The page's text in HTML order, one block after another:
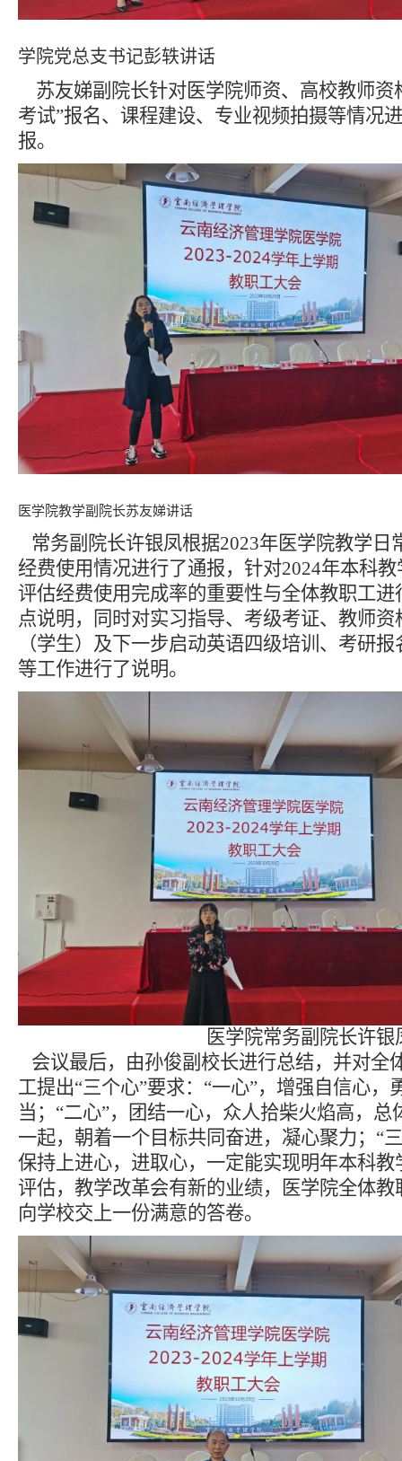
学院党总支书记彭轶讲话
苏友娣副院长针对医学院师资、高校教师资
考试”报名、课程建设、专业视频拍摄等情况
报。
医学院教学副院长苏友娣讲话
常务副院长许银凤根据2023年医学院教学日
经费使用情况进行了通报，针对2024年本科
评估经费使用完成率的重要性与全体教职工进
点说明，同时对实习指导、考级考证、教师资
（学生）及下一步启动英语四级培训、考研报
等工作进行了说明。
医学院常务副院长许银凤
会议最后，由孙俊副校长进行总结，并对全
工提出“三个心”要求：“一心”，增强自信心，
当；“二心”，团结一心，众人拾柴火焰高，总
一起，朝着一个目标共同奋进，凝心聚力；“
保持上进心，进取心，一定能实现明年本科教
评估，教学改革会有新的业绩，医学院全体教
向学校交上一份满意的答卷。